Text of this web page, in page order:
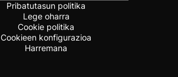
Pribatutasun politika
Lege oharra
Cookie politika
Cookieen konfigurazioa
Harremana